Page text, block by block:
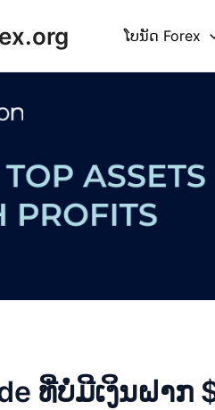
ໂບນັດ Forex
ທີ່ບໍ່ມີເງິນຝາກ